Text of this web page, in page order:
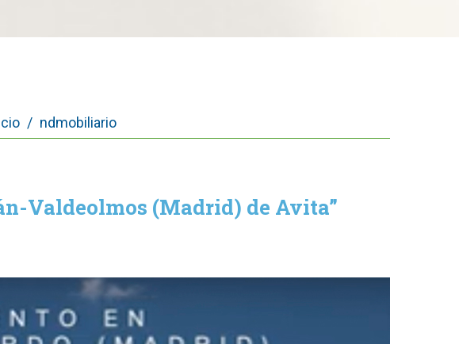
/ ndmobiliario
Valdeolmos (Madrid) de Avita”